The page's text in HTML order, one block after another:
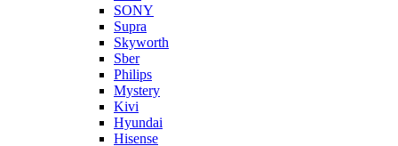
SONY
Supra
Skyworth
Sber
Philips
Mystery
Kivi
Hyundai
Hisense